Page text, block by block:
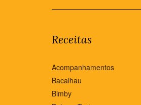
Receitas
Acompanhamentos
Bacalhau
Bimby